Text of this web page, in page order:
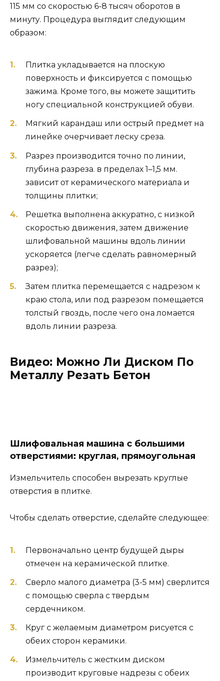
115 мм со скоростью 6-8 тысяч оборотов в
минуту. Процедура выглядит следующим
образом:
Плитка укладывается на плоскую
поверхность и фиксируется с помощью
зажима. Кроме того, вы можете защитить
ногу специальной конструкцией обуви.
Мягкий карандаш или острый предмет на
линейке очерчивает леску среза.
Разрез производится точно по линии,
глубина разреза. в пределах 1–1,5 мм.
зависит от керамического материала и
толщины плитки;
Решетка выполнена аккуратно, с низкой
скоростью движения, затем движение
шлифовальной машины вдоль линии
ускоряется (легче сделать равномерный
разрез);
Затем плитка перемещается с надрезом к
краю стола, или под разрезом помещается
толстый гвоздь, после чего она ломается
вдоль линии разреза.
Видео: Можно Ли Диском По
Металлу Резать Бетон
Шлифовальная машина с большими
отверстиями: круглая, прямоугольная
Измельчитель способен вырезать круглые
отверстия в плитке.
Чтобы сделать отверстие, сделайте следующее:
Первоначально центр будущей дыры
отмечен на керамической плитке.
Сверло малого диаметра (3-5 мм) сверлится
с помощью сверла с твердым
сердечником.
Круг с желаемым диаметром рисуется с
обеих сторон керамики.
Измельчитель с жестким диском
производит круговые надрезы с обеих